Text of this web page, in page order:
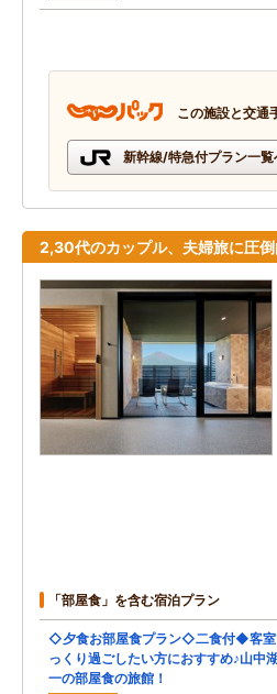
この施設と交通
新幹線/特急付プラン一覧
2,30代のカップル、夫婦旅に圧
「部屋食」を含む宿泊プラン
◇夕食お部屋食プラン◇二食付◆客室
っくり過ごしたい方におすすめ♪山中
一の部屋食の旅館！